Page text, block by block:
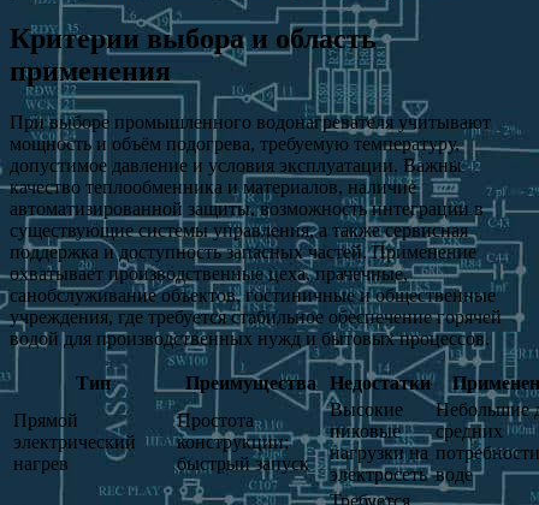
Критерии выбора и область
применения
При выборе промышленного водонагревателя учитывают
мощность и объём подогрева, требуемую температуру,
допустимое давление и условия эксплуатации. Важны
качество теплообменника и материалов, наличие
автоматизированной защиты, возможность интеграции в
существующие системы управления, а также сервисная
поддержка и доступность запасных частей. Применение
охватывает производственные цеха, прачечные,
санобслуживание объектов, гостиничные и общественные
учреждения, где требуется стабильное обеспечение горячей
водой для производственных нужд и бытовых процессов.
Тип Преимущества Недостатки
Прямой
электрический
нагрев
Простота
конструкции;
быстрый запуск
Высокие
пиковые
нагрузки на
электросеть
Небольшие
средних
воде
Требуется